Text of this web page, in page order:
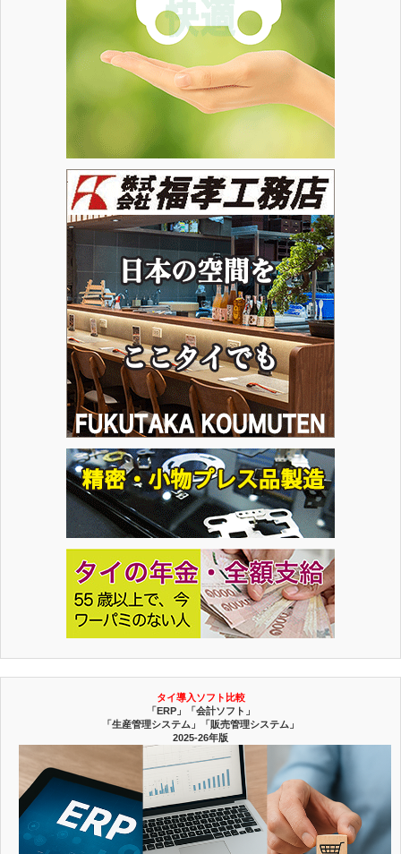
タイ導入ソフト比較
「ERP」「会計ソフト」
「生産管理システム」「販売管理システム」
2025-26年版